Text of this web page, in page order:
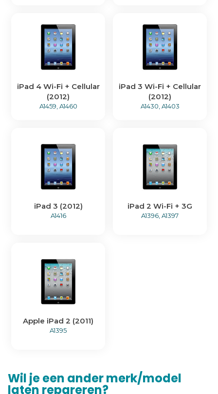
iPad 4 Wi-Fi + Cellular
(2012)
A1459, A1460
iPad 3 Wi-Fi + Cellular
(2012)
A1430, A1403
iPad 3 (2012)
A1416
iPad 2 Wi-Fi + 3G
A1396, A1397
Apple iPad 2 (2011)
A1395
Wil je een ander merk/model
laten repareren?